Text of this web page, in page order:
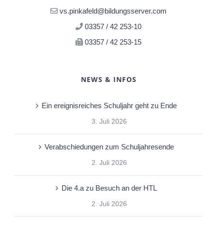
vs.pinkafeld@bildungsserver.com
03357 / 42 253-10
03357 / 42 253-15
NEWS & INFOS
Ein ereignisreiches Schuljahr geht zu Ende
3. Juli 2026
Verabschiedungen zum Schuljahresende
2. Juli 2026
Die 4.a zu Besuch an der HTL
2. Juli 2026